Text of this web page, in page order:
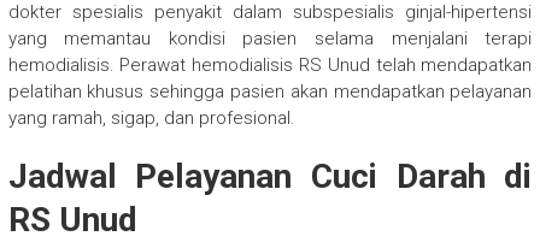
dokter spesialis penyakit dalam subspesialis ginjal-hipertensi
yang memantau kondisi pasien selama menjalani terapi
hemodialisis. Perawat hemodialisis RS Unud telah mendapatkan
pelatihan khusus sehingga pasien akan mendapatkan pelayanan
yang ramah, sigap, dan profesional.
Jadwal Pelayanan Cuci Darah di
RS Unud